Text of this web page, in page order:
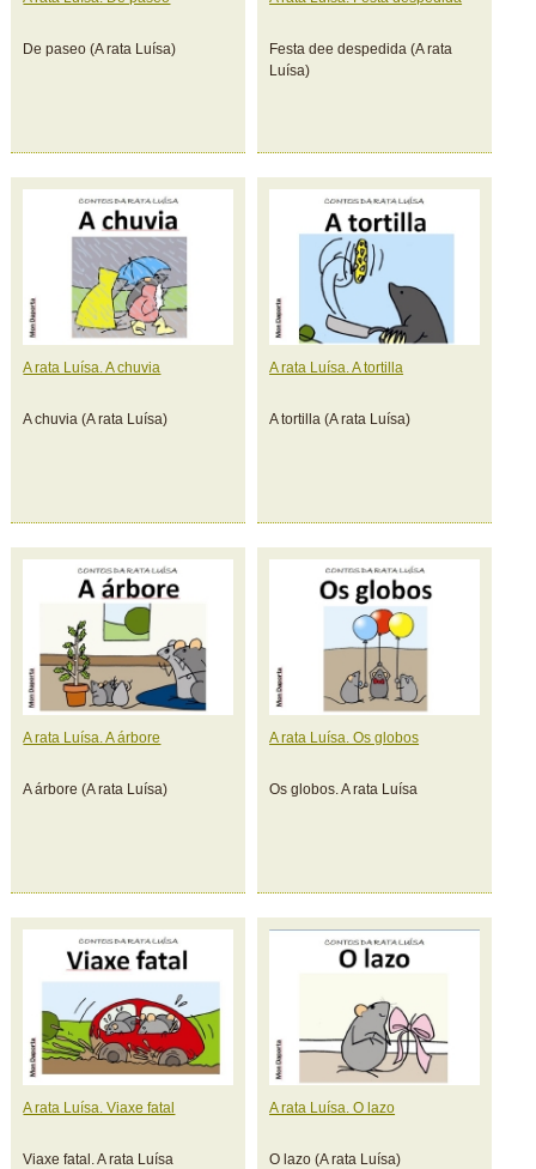
De paseo (A rata Luísa)
Festa dee despedida (A rata
Luísa)
A rata Luísa. A chuvia
A chuvia (A rata Luísa)
A rata Luísa. A tortilla
A tortilla (A rata Luísa)
A rata Luísa. A árbore
A árbore (A rata Luísa)
A rata Luísa. Os globos
Os globos. A rata Luísa
A rata Luísa. Viaxe fatal
Viaxe fatal. A rata Luísa
A rata Luísa. O lazo
O lazo (A rata Luísa)